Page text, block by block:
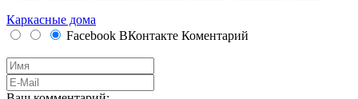
Каркасные дома
Facebook ВКонтакте Коментарий